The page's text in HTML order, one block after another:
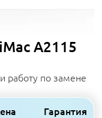
A2115
работу по замене
Гарантия